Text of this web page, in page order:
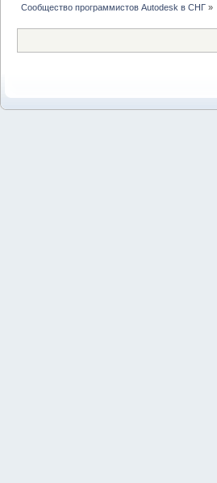
Сообщество программистов Autodesk в СНГ »